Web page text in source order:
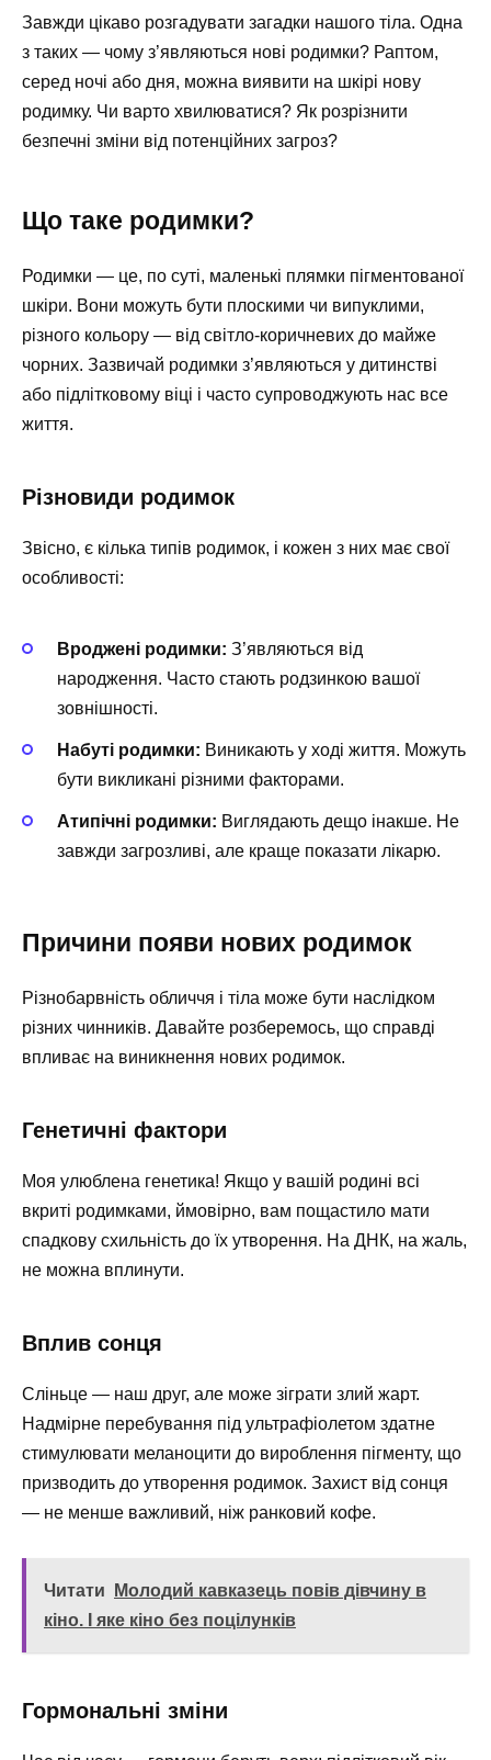
Завжди цікаво розгадувати загадки нашого тіла. Одна
з таких — чому з’являються нові родимки? Раптом,
серед ночі або дня, можна виявити на шкірі нову
родимку. Чи варто хвилюватися? Як розрізнити
безпечні зміни від потенційних загроз?
Що таке родимки?
Родимки — це, по суті, маленькі плямки пігментованої
шкіри. Вони можуть бути плоскими чи випуклими,
різного кольору — від світло-коричневих до майже
чорних. Зазвичай родимки з’являються у дитинстві
або підлітковому віці і часто супроводжують нас все
життя.
Різновиди родимок
Звісно, є кілька типів родимок, і кожен з них має свої
особливості:
Вроджені родимки: З’являються від
народження. Часто стають родзинкою вашої
зовнішності.
Набуті родимки: Виникають у ході життя. Можуть
бути викликані різними факторами.
Атипічні родимки: Виглядають дещо інакше. Не
завжди загрозливі, але краще показати лікарю.
Причини появи нових родимок
Різнобарвність обличчя і тіла може бути наслідком
різних чинників. Давайте розберемось, що справді
впливає на виникнення нових родимок.
Генетичні фактори
Моя улюблена генетика! Якщо у вашій родині всі
вкриті родимками, ймовірно, вам пощастило мати
спадкову схильність до їх утворення. На ДНК, на жаль,
не можна вплинути.
Вплив сонця
Сліньце — наш друг, але може зіграти злий жарт.
Надмірне перебування під ультрафіолетом здатне
стимулювати меланоцити до вироблення пігменту, що
призводить до утворення родимок. Захист від сонця
— не менше важливий, ніж ранковий кофе.
Читати
Молодий кавказець повів дівчину в
кіно. І яке кіно без поцілунків
Гормональні зміни